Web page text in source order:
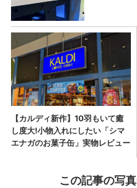
この記事の写